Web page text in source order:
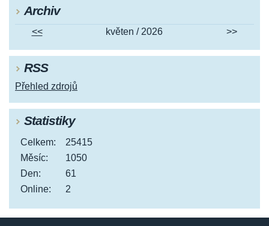
Archiv
<< květen / 2026 >>
RSS
Přehled zdrojů
Statistiky
Online: 2
Celkem:
25415
Měsíc:
1050
Den:
61